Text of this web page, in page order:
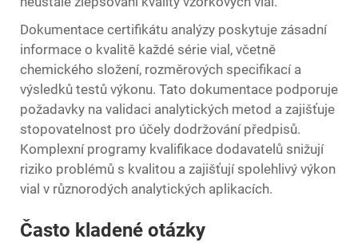
Dokumentace certifikátu analýzy poskytuje zásadní
informace o kvalitě každé série vial, včetně
chemického složení, rozměrových specifikací a
výsledků testů výkonu. Tato dokumentace podporuje
požadavky na validaci analytických metod a zajišťuje
stopovatelnost pro účely dodržování předpisů.
Komplexní programy kvalifikace dodavatelů snižují
riziko problémů s kvalitou a zajišťují spolehlivý výkon
vial v různorodých analytických aplikacích.
Často kladené otázky